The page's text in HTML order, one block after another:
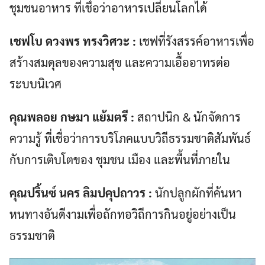
ชุมชนอาหาร ที่เชื่อว่าอาหารเปลี่ยนโลกได้
เชฟโบ ดวงพร ทรงวิศวะ : เชฟที่รังสรรค์อาหารเพื่อ
สร้างสมดุลของความสุข และความเอื้ออาทรต่อ
ระบบนิเวศ
คุณพลอย กษมา แย้มตรี : สถาปนิก & นักจัดการ
ความรู้ ที่เชื่อว่าการบริโภคแบบวิถีธรรมชาติสัมพันธ์
กับการเติบโตของ ชุมชน เมือง และพื้นที่ภายใน
คุณปริ้นซ์ นคร ลิมปคุปถาวร : นักปลูกผักที่ค้นหา
หนทางอันดีงามเพื่อถักทอวิถีการกินอยู่อย่างเป็น
ธรรมชาติ